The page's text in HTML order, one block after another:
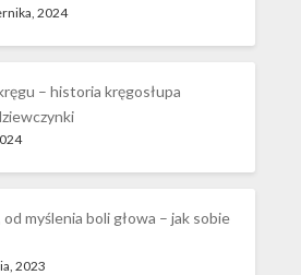
2024
– historia kręgosłupa
myślenia boli głowa – jak sobie
2023